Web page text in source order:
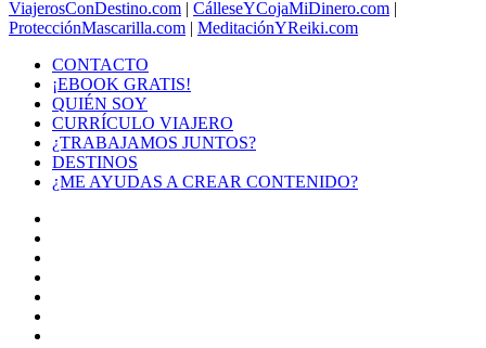
ViajerosConDestino.com | CálleseYCojaMiDinero.com |
ProtecciónMascarilla.com | MeditaciónYReiki.com
CONTACTO
¡EBOOK GRATIS!
QUIÉN SOY
CURRÍCULO VIAJERO
¿TRABAJAMOS JUNTOS?
DESTINOS
¿ME AYUDAS A CREAR CONTENIDO?